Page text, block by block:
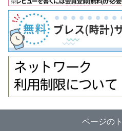
ページの